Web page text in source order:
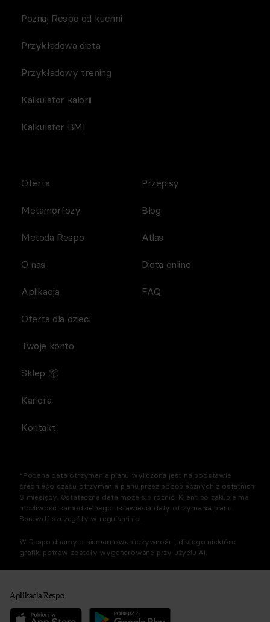
Poznaj Respo od kuchni
Przykładowa dieta
Przykładowy trening
Kalkulator kalorii
Kalkulator BMI
Oferta
Metamorfozy
Metoda Respo
O nas
Aplikacja
Przepisy
Blog
Atlas
Dieta online
FAQ
Oferta dla dzieci
Twoje konto
Sklep 📦
Kariera
Kontakt
*Podana data otrzymania planu wyliczona jest na podstawie
średniego czasu otrzymania planu przez podopiecznych z ostatnich
6 miesięcy. Ostateczna data może się różnić. Klient po zakupie ma
możliwość samodzielnego ustawienia daty otrzymania planu.
Sprawdź szczegóły w regulaminie.
W Respo dbamy o niemarnowanie żywności, dlatego niektóre
grafiki potraw zostały wygenerowane przy użyciu AI.
Aplikacja Respo